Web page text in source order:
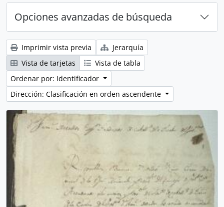
Opciones avanzadas de búsqueda
Imprimir vista previa
Jerarquía
Vista de tarjetas
Vista de tabla
Ordenar por: Identificador
Dirección: Clasificación en orden ascendente